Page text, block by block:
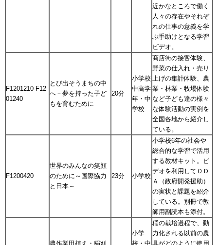
近かなところで働く
人々の存在やそれぞ
れの仕事の意義を学
ぶ手助けとなる学習
ビデオ。
F1201210-F12
01240
とび出そうまちの中
へ－夢を持った子ど
もを育むために
20分
小学校
中高学
年・中
学校
商店街の接客体験、
野菜の仕入れ・売り
上げの集計体験、農
業・林業・牧場体験
など子ども達の様々
な体験活動の実例を
全国各地から紹介し
ている。
F1200420
世界のみんなの笑顔
のために～国際協力
と日本～
23分 小学校
小学校6年の社会や
総合的な学習で活用
する教材キット。ビ
デオを利用してＯＤ
Ａ（政府開発援助）
の実状と課題を紹介
している。別冊で教
師用副読本も添付。
農作業田植え・稲刈
小学
校・中
稲の栽培過程で、動
力化される以前の農
具がどのように使用